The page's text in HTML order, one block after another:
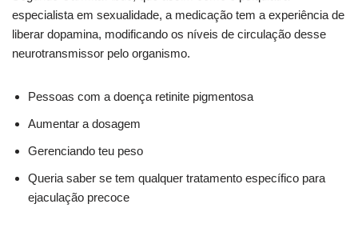
especialista em sexualidade, a medicação tem a experiência de
liberar dopamina, modificando os níveis de circulação desse
neurotransmissor pelo organismo.
Pessoas com a doença retinite pigmentosa
Aumentar a dosagem
Gerenciando teu peso
Queria saber se tem qualquer tratamento específico para
ejaculação precoce